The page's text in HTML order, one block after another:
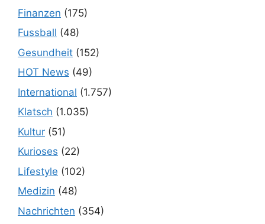
Finanzen (175)
Fussball (48)
Gesundheit (152)
HOT News (49)
International (1.757)
Klatsch (1.035)
Kultur (51)
Kurioses (22)
Lifestyle (102)
Medizin (48)
Nachrichten (354)